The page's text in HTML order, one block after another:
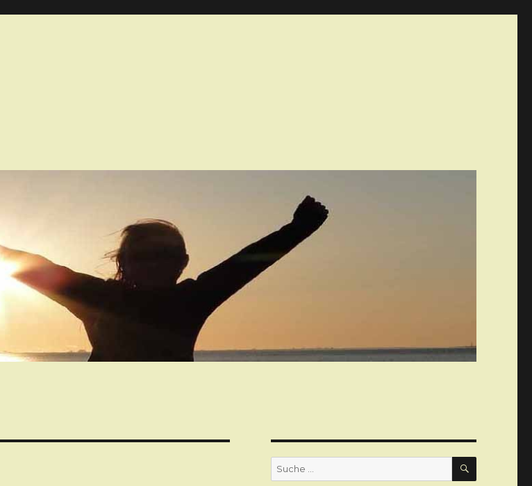
Suche
nach:
SUCHE